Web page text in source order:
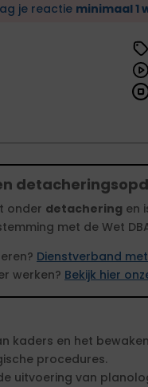
je reactie minimaal 1
onder detachering en
met de Wet
Dienstverband
werken? Bekijk hier
kaders en het
procedures.
uitvoering van